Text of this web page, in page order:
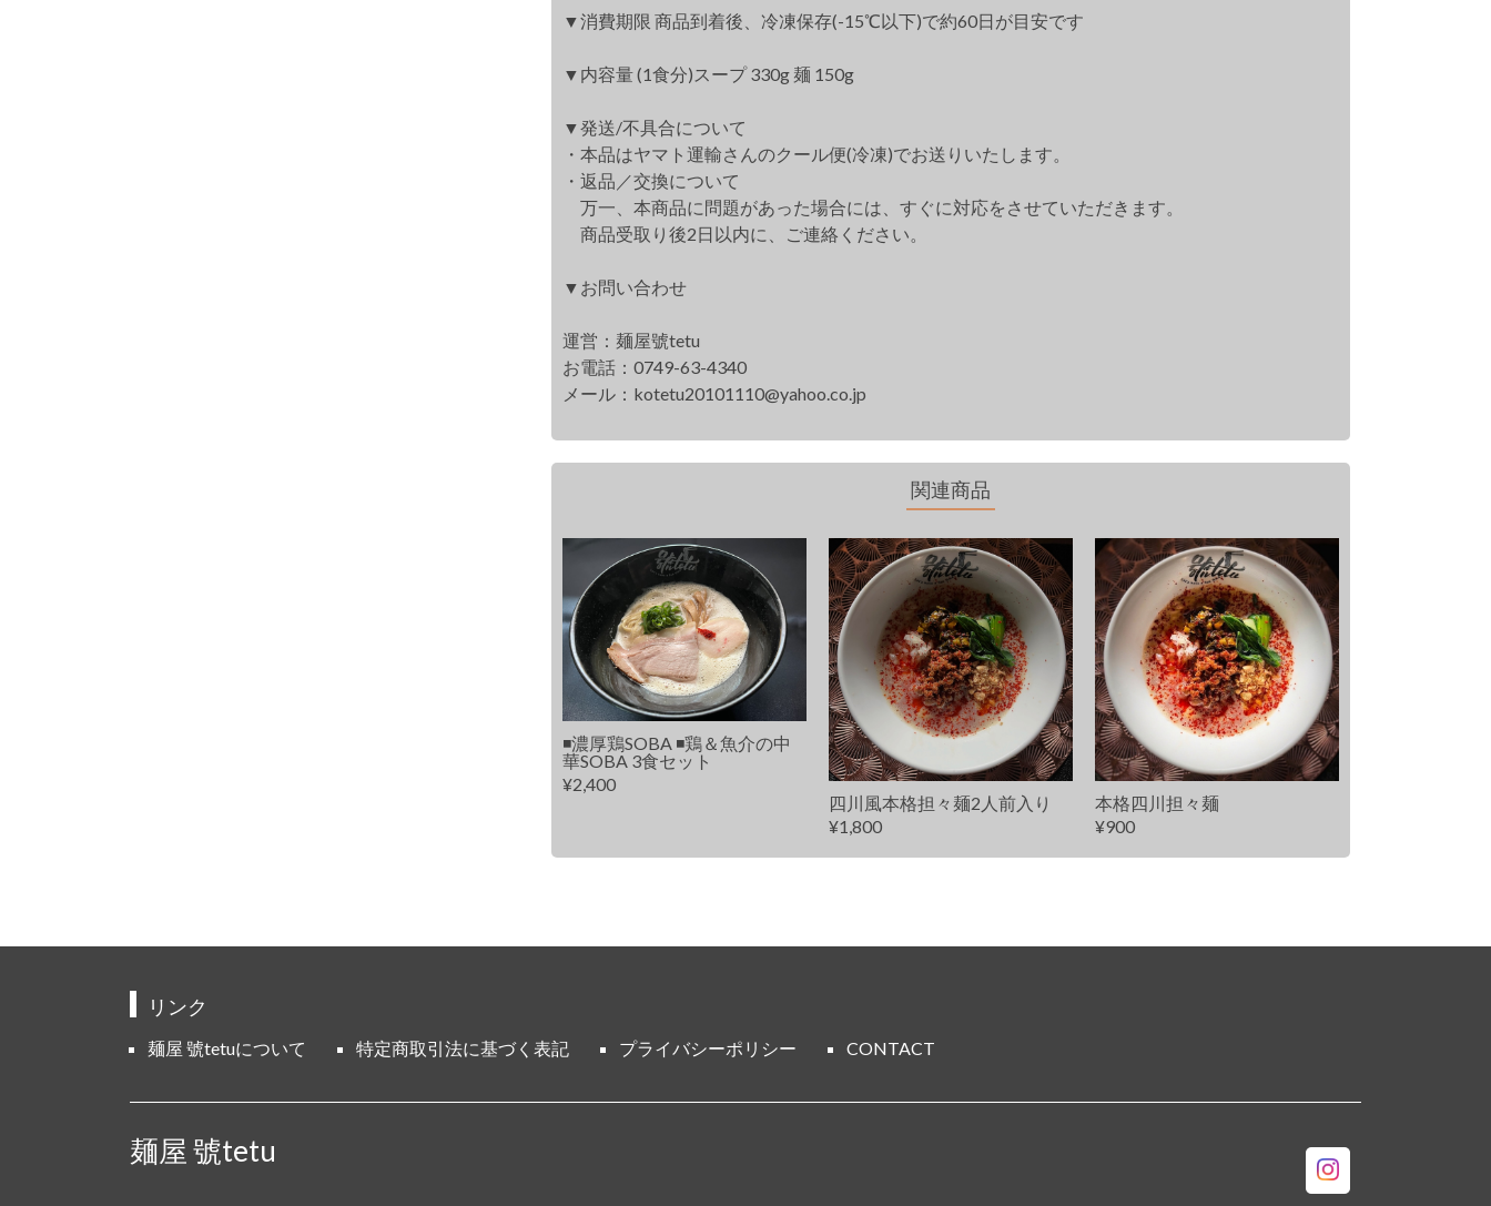
▼消費期限 商品到着後、冷凍保存(-15℃以下)で約60日が目安です
▼内容量 (1食分)スープ 330g 麺 150g
▼発送/不具合について
・本品はヤマト運輸さんのクール便(冷凍)でお送りいたします。
・返品／交換について
万一、本商品に問題があった場合には、すぐに対応をさせていただきます。
商品受取り後2日以内に、ご連絡ください。
▼お問い合わせ
運営：麺屋號tetu
お電話：0749-63-4340
メール： kotetu20101110@yahoo.co.jp
関連商品
◾️濃厚鶏SOBA ◾️鶏＆魚介の中
華SOBA 3食セット
¥2,400
四川風本格担々麺2人前入り
¥1,800
本格四川担々麺
¥900
リンク
麺屋 號tetuについて 特定商取引法に基づく表記 プライバシーポリシー CONTACT
麺屋 號tetu